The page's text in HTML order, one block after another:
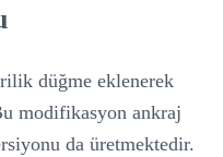
düğme eklenerek
modifikasyon ankraj
da üretmektedir.